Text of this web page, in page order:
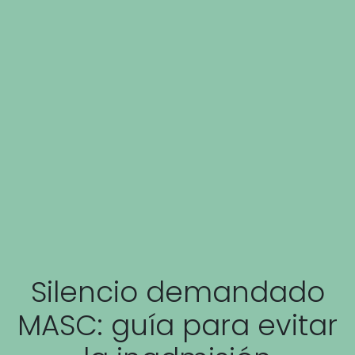
Silencio demandado
MASC: guía para evitar